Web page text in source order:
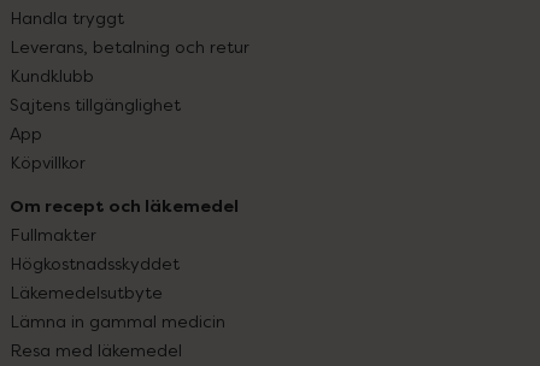
Handla tryggt
Leverans, betalning och retur
Kundklubb
Sajtens tillgänglighet
App
Köpvillkor
Om recept och läkemedel
Fullmakter
Högkostnadsskyddet
Läkemedelsutbyte
Lämna in gammal medicin
Resa med läkemedel